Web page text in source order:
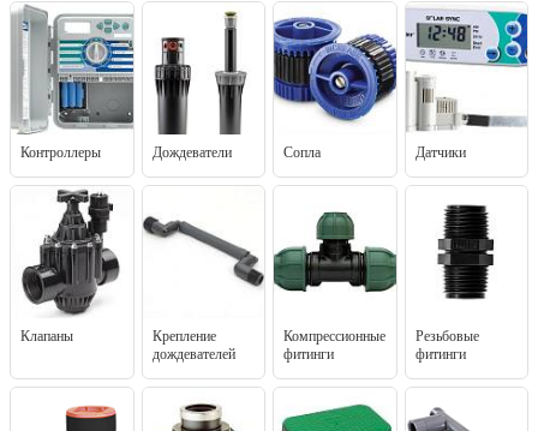
Контроллеры Дождеватели Сопла Датчики
Клапаны
Крепление
дождевателей
Компрессионные
фитинги
Резьбовые
фитинги